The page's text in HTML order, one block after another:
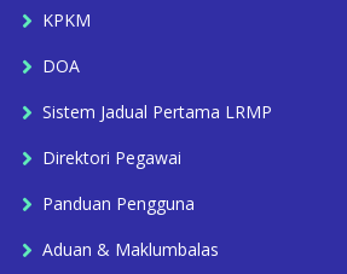
KPKM
DOA
Sistem Jadual Pertama LRMP
Direktori Pegawai
Panduan Pengguna
Aduan & Maklumbalas